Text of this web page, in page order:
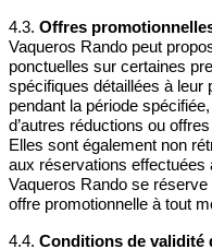
4.3. Offres
Vaqueros Rando peut
ponctuelles sur certaines
spécifiques détaillées à leur
pendant la période
d’autres réductions ou
Elles sont également non
aux réservations effectuées
Vaqueros Rando se
offre promotionnelle à tout
4.4. Conditions de validité